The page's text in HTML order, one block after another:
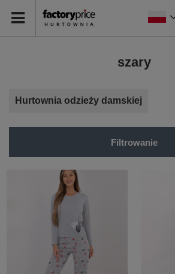
szary
Hurtownia odzieży damskiej
Filtrowanie